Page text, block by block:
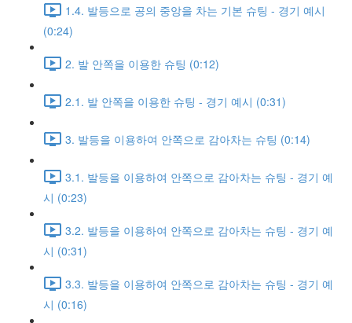
1.4. 발등으로 공의 중앙을 차는 기본 슈팅 - 경기 예시
(0:24)
2. 발 안쪽을 이용한 슈팅 (0:12)
2.1. 발 안쪽을 이용한 슈팅 - 경기 예시 (0:31)
3. 발등을 이용하여 안쪽으로 감아차는 슈팅 (0:14)
3.1. 발등을 이용하여 안쪽으로 감아차는 슈팅 - 경기 예
시 (0:23)
3.2. 발등을 이용하여 안쪽으로 감아차는 슈팅 - 경기 예
시 (0:31)
3.3. 발등을 이용하여 안쪽으로 감아차는 슈팅 - 경기 예
시 (0:16)